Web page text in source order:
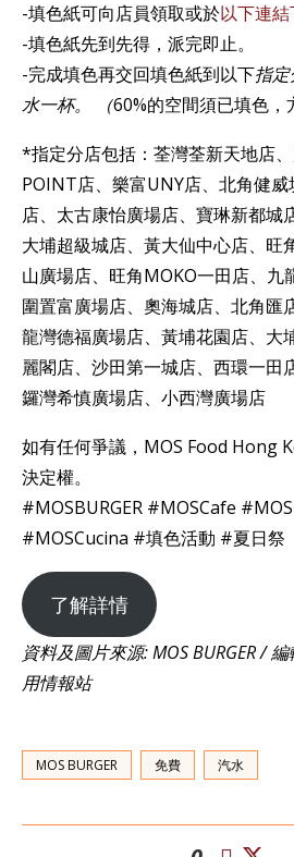
-填色紙可向店員領取或於以下連
-填色紙先到先得，派完即止。
-完成填色再交回填色紙到以下指
水一杯。 （60%的空間須已填色，
*指定分店包括：荃灣荃新天地店
POINT店、樂富UNY店、北角健
店、太古康怡廣場店、寶琳新都城
大埔超級城店、黃大仙中心店、
山廣場店、旺角MOKO一田店、九
圍置富廣場店、奧海城店、北角匯
龍灣德福廣場店、黃埔花園店、大
麗閣店、沙田第一城店、西環一田
鑼灣希慎廣場店、小西灣廣場店
如有任何爭議，MOS Food Hong
決定權。
#MOSBURGER #MOSCafe
#MOSCucina #填色活動 #夏日祭
了解詳情
資料及圖片來源: MOS BURGER /
用情報站
MOS BURGER 免費 汽水